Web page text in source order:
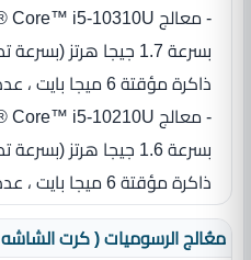
ذاكرة مؤقتة 6 ميجا بايت ، عدد النواه : 4)
ذاكرة مؤقتة 6 ميجا بايت ، عدد النواه : 4)
معُالج الرسوميات ( كرت الشاشه VGA )